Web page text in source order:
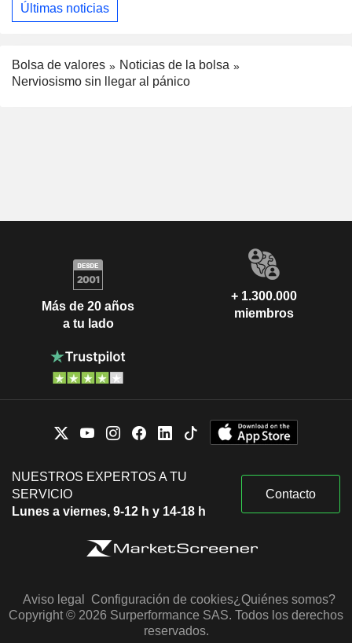
Últimas noticias
Bolsa de valores
Noticias de la bolsa
Nerviosismo sin llegar al pánico
Más de 20 años
a tu lado
+ 1.300.000
miembros
NUESTROS EXPERTOS A TU
SERVICIO
Lunes a viernes, 9-12 h y 14-18 h
Contacto
Aviso legal Configuración de cookies¿Quiénes somos?
Copyright © 2026 Surperformance SAS. Todos los derechos
reservados.